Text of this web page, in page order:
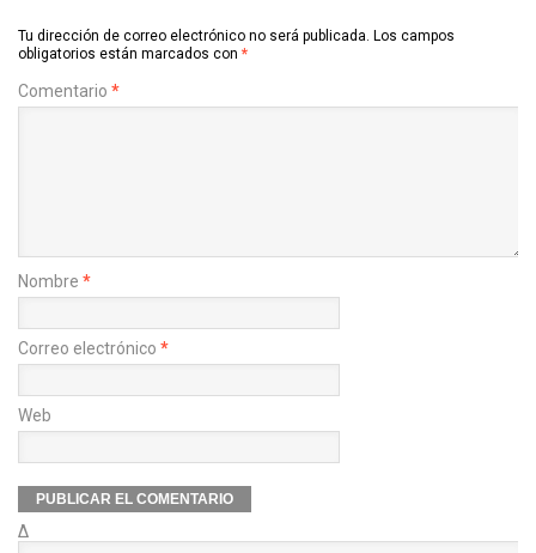
Tu dirección de correo electrónico no será publicada. Los campos
obligatorios están marcados con *
Comentario *
Nombre *
Correo electrónico *
Web
Δ